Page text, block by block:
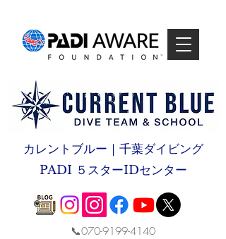
カレントブルー｜千葉ダイビング
PADI ５スターIDセンター
📞070-9199-4140